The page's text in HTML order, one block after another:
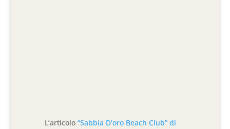
L’articolo“Sabbia D’oro Beach Club” di